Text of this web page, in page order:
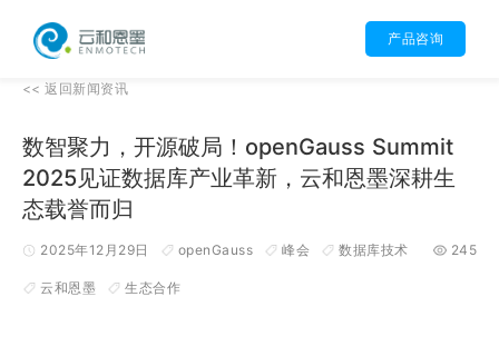
产品咨询
<< 返回新闻资讯
数智聚力，开源破局！openGauss Summit
2025见证数据库产业革新，云和恩墨深耕生
态载誉而归
2025年12月29日 openGauss 峰会 数据库技术
云和恩墨 生态合作
245